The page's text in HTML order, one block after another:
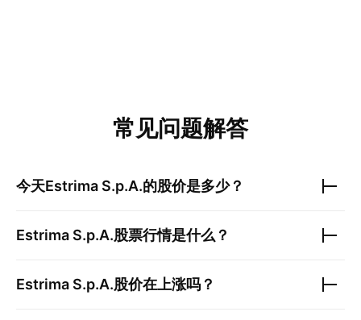
常见问题解答
今天Estrima S.p.A.的股价是多少？
Estrima S.p.A.股票行情是什么？
Estrima S.p.A.股价在上涨吗？